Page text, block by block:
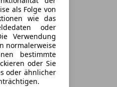
als Folge von
wie das
oder
Verwendung
normalerweise
bestimmte
oder Sie
oder ähnlicher